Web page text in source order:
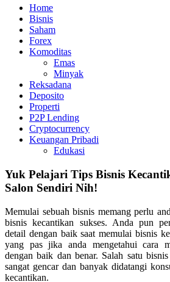
Home
Bisnis
Saham
Forex
Komoditas
Emas
Minyak
Reksadana
Deposito
Properti
P2P Lending
Cryptocurrency
Keuangan Pribadi
Edukasi
Yuk Pelajari Tips Bisnis
Salon Sendiri Nih!
Memulai sebuah bisnis memang perlu
bisnis kecantikan sukses. Anda pun
detail dengan baik saat memulai bisnis
yang pas jika anda mengetahui cara
dengan baik dan benar. Salah satu
sangat gencar dan banyak didatangi
kecantikan.